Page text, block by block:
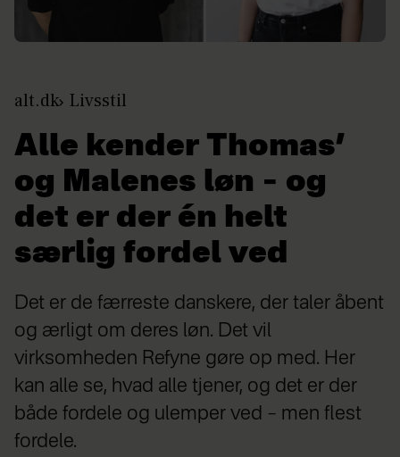
alt.dk Livsstil
Alle kender Thomas’
og Malenes løn – og
det er der én helt
særlig fordel ved
Det er de færreste danskere, der taler åbent
og ærligt om deres løn. Det vil
virksomheden Refyne gøre op med. Her
kan alle se, hvad alle tjener, og det er der
både fordele og ulemper ved – men flest
fordele.